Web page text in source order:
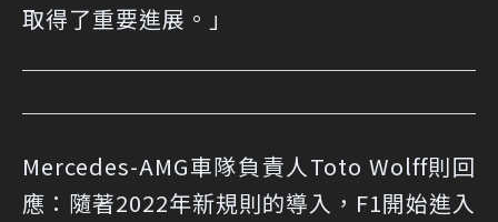
取得了重要進展。」
Mercedes-AMG車隊負責人Toto Wolff則回
應：隨著2022年新規則的導入，F1開始進入